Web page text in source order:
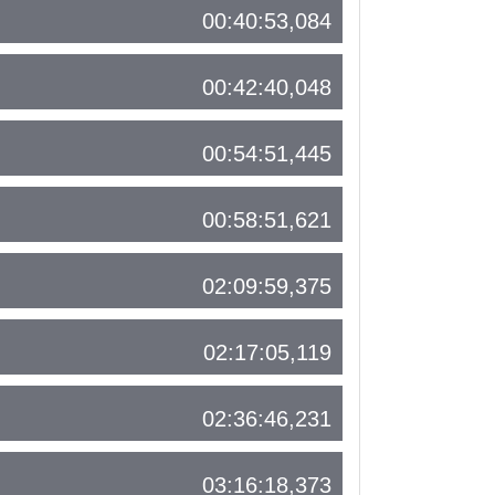
00:40:53,084
00:42:40,048
00:54:51,445
00:58:51,621
02:09:59,375
02:17:05,119
02:36:46,231
03:16:18,373